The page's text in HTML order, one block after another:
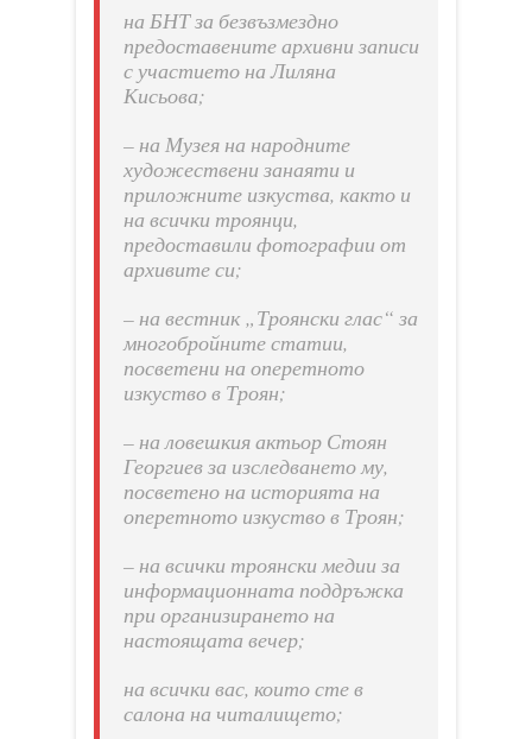
на БНТ за безвъзмездно
предоставените архивни записи
с участието на Лиляна
Кисьова;
– на Музея на народните
художествени занаяти и
приложните изкуства, както и
на всички троянци,
предоставили фотографии от
архивите си;
– на вестник „Троянски глас“ за
многобройните статии,
посветени на оперетното
изкуство в Троян;
– на ловешкия актьор Стоян
Георгиев за изследването му,
посветено на историята на
оперетното изкуство в Троян;
– на всички троянски медии за
информационната поддръжка
при организирането на
настоящата вечер;
на всички вас, които сте в
салона на читалището;